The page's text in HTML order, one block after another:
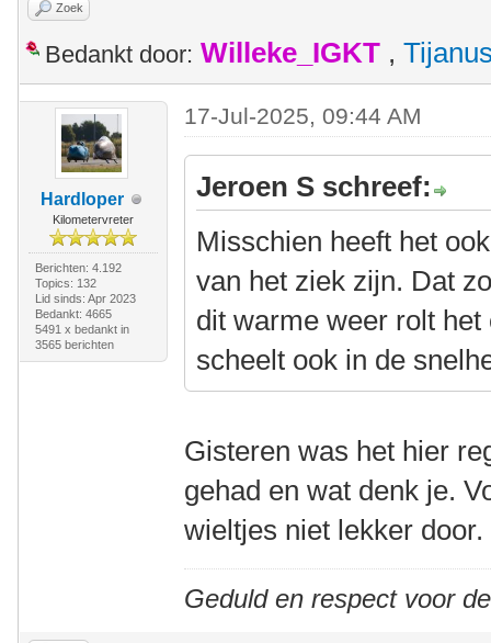
Zoek
Bedankt door: Willeke_IGKT ,
Hardloper
Kilometervreter
Berichten: 4.192
Topics: 132
Lid sinds: Apr 2023
Bedankt: 4665
5491 x bedankt in
3565 berichten
17-Jul-2025, 09:44 AM
Jeroen S schreef:
Misschien heeft het
van het ziek zijn. Dat
dit warme weer rolt
scheelt ook in de
Gisteren was het hier
gehad en wat denk je.
wieltjes niet lekker door.
Geduld en respect voor